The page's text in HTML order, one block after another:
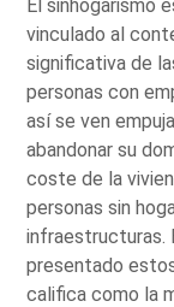
El sinhogarismo
vinculado al
significativa de
personas con
así se ven
abandonar su
coste de la
personas sin
infraestructuras.
presentado
califica como la